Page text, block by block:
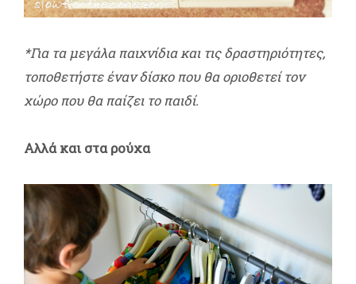
*Για τα μεγάλα παιχνίδια και τις δραστηριότητες,
τοποθετήστε έναν δίσκο που θα οριοθετεί τον
χώρο που θα παίζει το παιδί.
Αλλά και στα ρούχα